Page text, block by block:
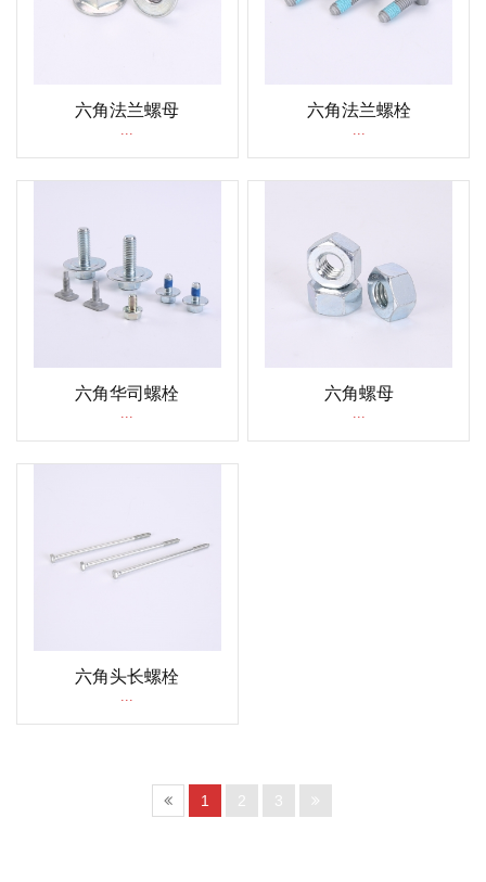
六角法兰螺母 六角法兰螺栓
六角华司螺栓
...
六角螺母
...
六角头长螺栓
...
1 2 3